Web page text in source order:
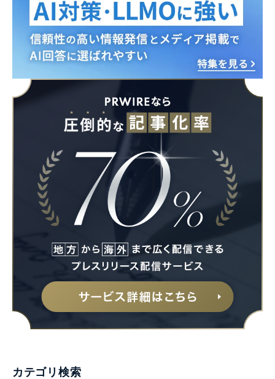
カテゴリ検索